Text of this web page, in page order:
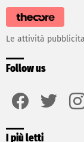
Le attività
Follow us
I più letti